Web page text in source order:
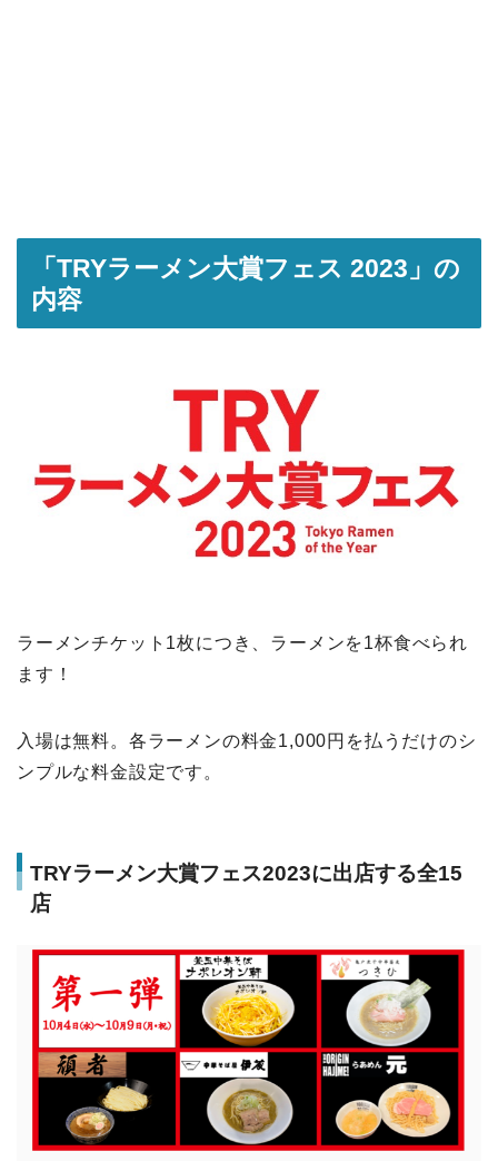
「TRYラーメン大賞フェス 2023」の
内容
ラーメンチケット1枚につき、ラーメンを1杯食べられ
ます！
入場は無料。各ラーメンの料金1,000円を払うだけのシ
ンプルな料金設定です。
TRYラーメン大賞フェス2023に出店する全15
店